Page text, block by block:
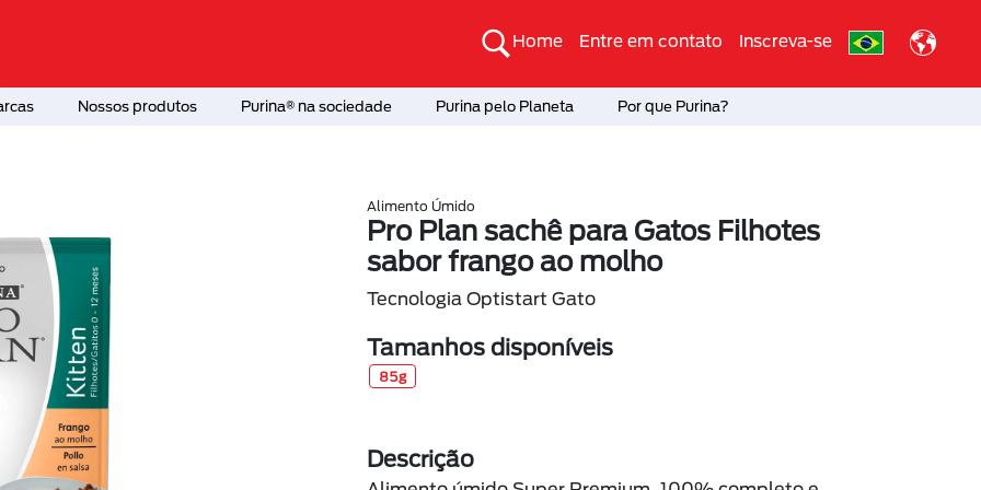
Home Entre em contato Inscreva-se
Nossos produtos Purina® na sociedade Purina pelo Planeta Por que Purina?
Alimento Úmido
Pro Plan sachê para Gatos Filhotes
sabor frango ao molho
Tecnologia Optistart Gato
Tamanhos disponíveis
85g
Descrição